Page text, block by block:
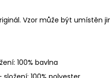
Vzor může být umístěn
100% bavlna